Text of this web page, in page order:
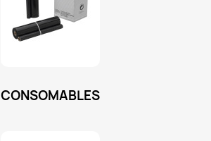
CONSOMABLES